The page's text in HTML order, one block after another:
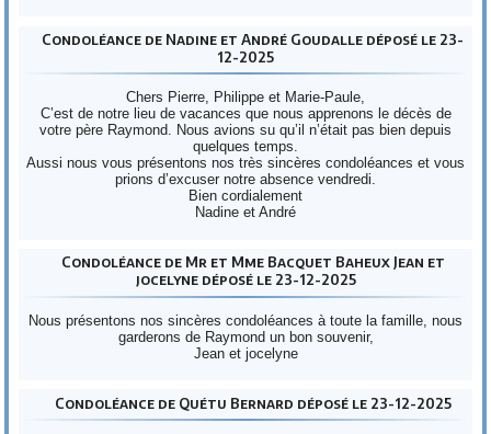
Condoléance de Nadine et André Goudalle déposé le 23-
12-2025
Chers Pierre, Philippe et Marie-Paule,
C’est de notre lieu de vacances que nous apprenons le décès de
votre père Raymond. Nous avions su qu’il n’était pas bien depuis
quelques temps.
Aussi nous vous présentons nos très sincères condoléances et vous
prions d’excuser notre absence vendredi.
Bien cordialement
Nadine et André
Condoléance de Mr et Mme Bacquet Baheux Jean et
jocelyne déposé le 23-12-2025
Nous présentons nos sincères condoléances à toute la famille, nous
garderons de Raymond un bon souvenir,
Jean et jocelyne
Condoléance de Quétu Bernard déposé le 23-12-2025